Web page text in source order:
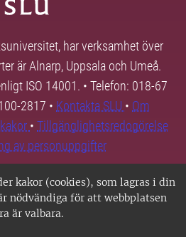
kakor (cookies), som lagras i din
nödvändiga för att webbplatsen
är valbara.
har verksamhet över
är Alnarp, Uppsala och Umeå.
ISO 14001. • Telefon: 018-67
2817 • Kontakta SLU • Om
• Tillgänglighetsredogörelse
av personuppgifter